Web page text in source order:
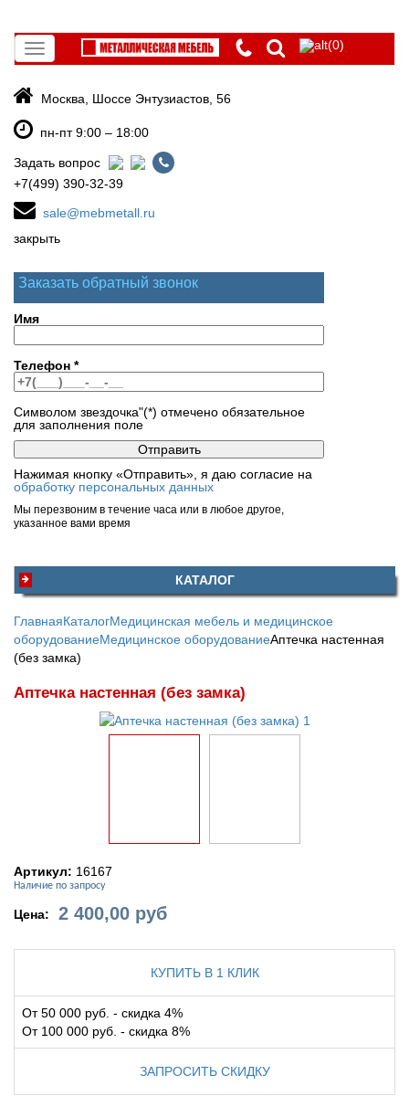
Toggle
navigation
(0)
Москва, Шоссе Энтузиастов, 56
пн-пт 9:00 – 18:00
Задать вопрос
+7(499) 390-32-39
sale@mebmetall.ru
закрыть
Заказать обратный звонок
Имя
Телефон *
Символом звездочка"(*) отмечено обязательное
для заполнения поле
Нажимая кнопку «Отправить», я даю согласие на
обработку персональных данных
Мы перезвоним в течение часа или в любое другое,
указанное вами время
КАТАЛОГ
ГлавнаяКаталогМедицинская мебель и медицинское
оборудованиеМедицинское оборудованиеАптечка настенная
(без замка)
Аптечка настенная (без замка)
Артикул: 16167
Наличие по запросу
Цена: 2 400,00 руб
КУПИТЬ В 1 КЛИК
От 50 000 руб. - скидка 4%
От 100 000 руб. - скидка 8%
ЗАПРОСИТЬ СКИДКУ